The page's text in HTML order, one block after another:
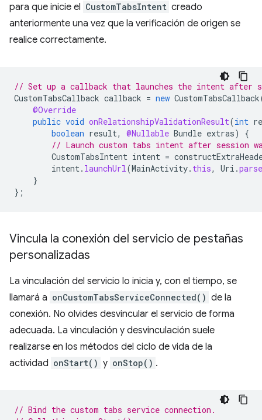
para que inicie el CustomTabsIntent creado
anteriormente una vez que la verificación de origen se
realice correctamente.
// Set up a callback that launches the intent after
CustomTabsCallback callback = new CustomTabsCallback
@Override
public void onRelationshipValidationResult(int
boolean result, @Nullable Bundle extras)
{
// Launch custom tabs intent after session
CustomTabsIntent intent =
intent. launchUrl(MainActivity. this, Uri .parse
}
};
Vincula la conexión del servicio de pestañas
personalizadas
La vinculación del servicio lo inicia y, con el tiempo, se
llamará a onCustomTabsServiceConnected() de la
conexión. No olvides desvincular el servicio de forma
adecuada. La vinculación y desvinculación suele
realizarse en los métodos del ciclo de vida de la
actividad onStart() y onStop() .
// Bind the custom tabs service connection.